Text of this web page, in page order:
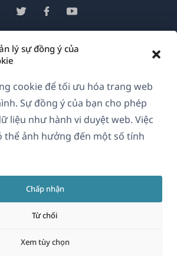
lý sự đồng ý của
cookie để tối ưu hóa trang web
Sự đồng ý của bạn cho phép
liệu như hành vi duyệt web. Việc
thể ảnh hưởng đến một số tính
Chấp nhận
Từ chối
Xem tùy chọn
OnTheGoSystems Limited(mở
trong
cửa
sổ
Vietnamese
(mở
trong
cửa
sổ
(mở
trong
cửa
sổ
(mở
trong